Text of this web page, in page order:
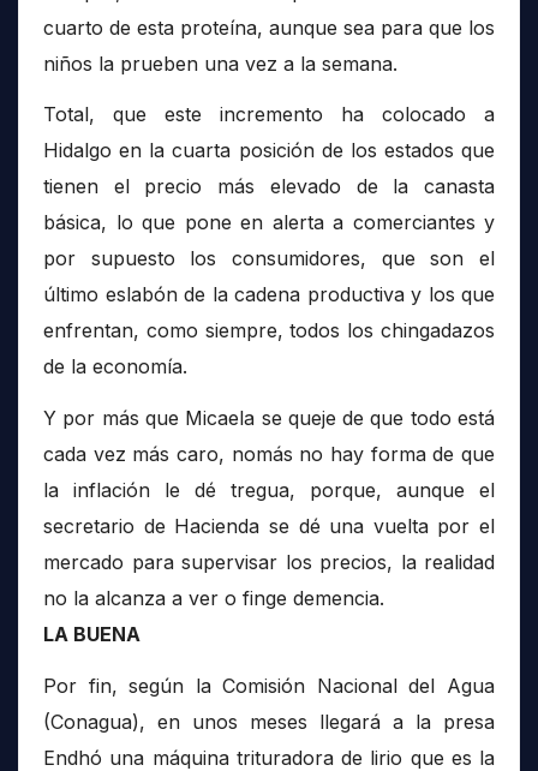
cuarto de esta proteína, aunque sea para que los
niños la prueben una vez a la semana.
Total, que este incremento ha colocado a
Hidalgo en la cuarta posición de los estados que
tienen el precio más elevado de la canasta
básica, lo que pone en alerta a comerciantes y
por supuesto los consumidores, que son el
último eslabón de la cadena productiva y los que
enfrentan, como siempre, todos los chingadazos
de la economía.
Y por más que Micaela se queje de que todo está
cada vez más caro, nomás no hay forma de que
la inflación le dé tregua, porque, aunque el
secretario de Hacienda se dé una vuelta por el
mercado para supervisar los precios, la realidad
no la alcanza a ver o finge demencia.
LA BUENA
Por fin, según la Comisión Nacional del Agua
(Conagua), en unos meses llegará a la presa
Endhó una máquina trituradora de lirio que es la